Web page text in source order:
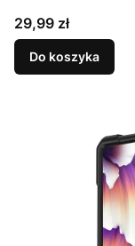
Cena
29,99 zł
Do koszyka